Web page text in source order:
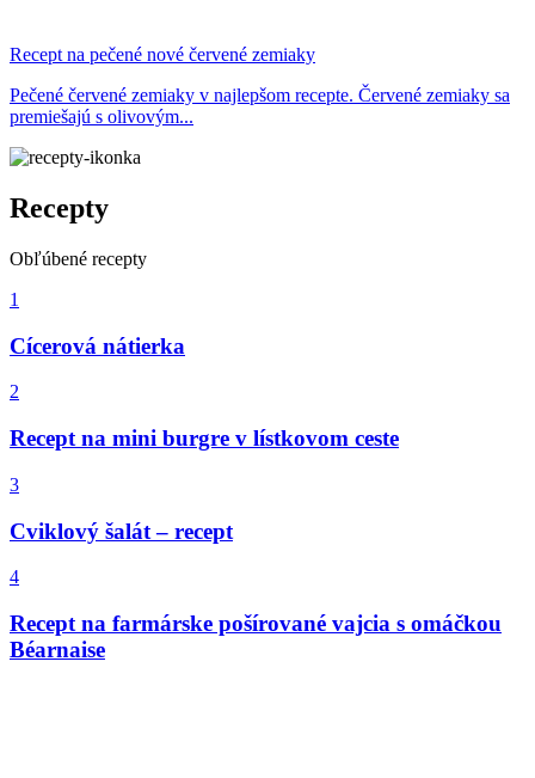
Recept na pečené nové červené zemiaky
Pečené červené zemiaky v najlepšom recepte. Červené zemiaky sa
premiešajú s olivovým...
Recepty
Obľúbené recepty
1
Cícerová nátierka
2
Recept na mini burgre v lístkovom ceste
3
Cviklový šalát – recept
4
Recept na farmárske pošírované vajcia s omáčkou
Béarnaise